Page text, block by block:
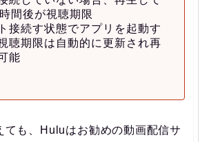
間後が視聴期限
接続す状態でアプリを起動す
聴期限は自動的に更新され再
能
ても、Huluはお勧めの動画配信サ